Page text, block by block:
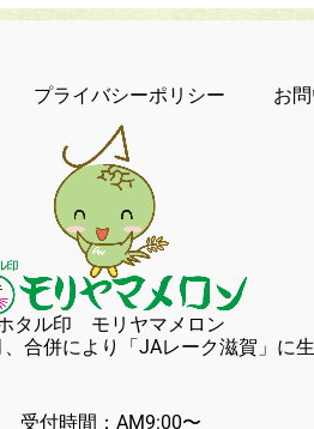
プライバシーポリシー お
タル印 モリヤマメロン
合併により「JAレーク滋賀」に生
う
県守山
受付時間：AM9:00〜